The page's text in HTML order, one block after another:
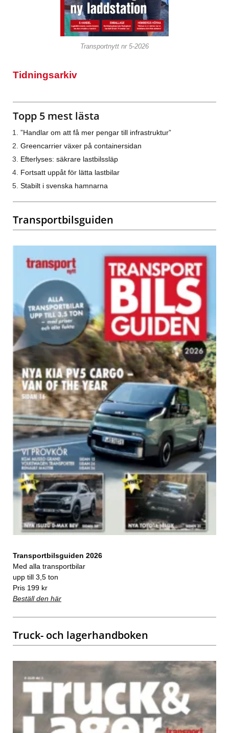
Transportnytt nr 5-2026
Tidningsarkiv
Topp 5 mest lästa
”Handlar om att få mer pengar till infrastruktur”
Greencarrier växer på containersidan
Efterlyses: säkrare lastbilssläp
Fortsatt uppåt för lätta lastbilar
Stabilt i svenska hamnarna
Transportbilsguiden
Transportbilsguiden 2026
Med alla transportbilar
upp till 3,5 ton
Pris 199 kr
Beställ den här
Truck- och lagerhandboken